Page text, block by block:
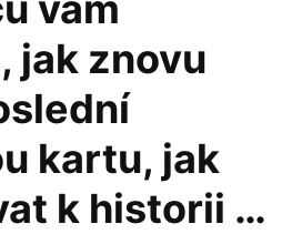
jak znovu
kartu, jak
k historii …